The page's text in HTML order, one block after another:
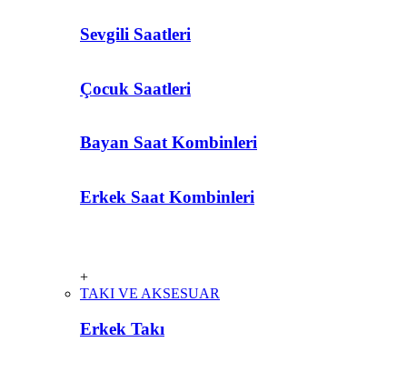
Sevgili Saatleri
Çocuk Saatleri
Bayan Saat Kombinleri
Erkek Saat Kombinleri
+
TAKI VE AKSESUAR
Erkek Takı